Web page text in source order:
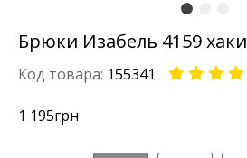
Брюки Изабель 4159 хаки
Код товара: 155341
1 195грн